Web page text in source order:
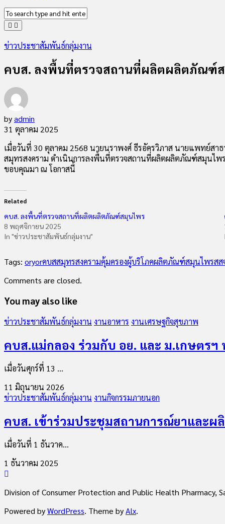
ข่าวประชาสัมพันธ์กลุ่มงาน
คบส. ลงพื้นที่ตรวจสถานที่ผลิตผลิตภัณฑ์
byadmin
31 ตุลาคม 2025
เมื่อวันที่ 30 ตุลาคม 2568 นายนราพงศ์ ธีรอัครวิภาส นายแพทย์สา
สมุทรสงคราม ดำเนินการลงพื้นที่ตรวจสถานที่ผลิตผลิตภัณฑ์สมุนไพ
ขอบคุณมา ณ โอกาสนี้
Related
คบส. ลงพื้นที่ตรวจสถานที่ผลิตผลิตภัณฑ์สมุนไพร
8 พฤศจิกายน 2025
In "ข่าวประชาสัมพันธ์กลุ่มงาน"
Tags: oryorคบสสมุทรสงครามคุ้มครองผู้บริโภคผลิตภัณฑ์สมุนไพรสส
Comments are closed.
You may also like
ข่าวประชาสัมพันธ์กลุ่มงาน งานอาหาร งานเศรษฐกิจสุขภาพ
คบส.แม่กลอง ร่วมกับ อย. และ ม.เกษตร
เมื่อวันศุกร์ที่ 13 ...
11 มิถุนายน 2026
ข่าวประชาสัมพันธ์กลุ่มงาน งานกิจกรรมภายนอก
คบส. เข้าร่วมประชุมสถานการณ์ยาและ
เมื่อวันที่ 1 ธันวาค...
1 ธันวาคม 2025
Division of Consumer Protection and Public Health Pharmacy,
Powered byWordPress. Theme byAlx.